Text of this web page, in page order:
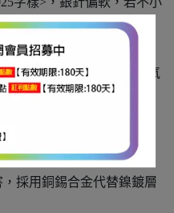
注意的是, 925銀接觸空氣
了化學
黑,硫化銀並非掉色，氧
每個人分泌汗液的酸鹼度
同。
與鋅的合金，因色黃而得
用銅錫合金代替鎳鍍層